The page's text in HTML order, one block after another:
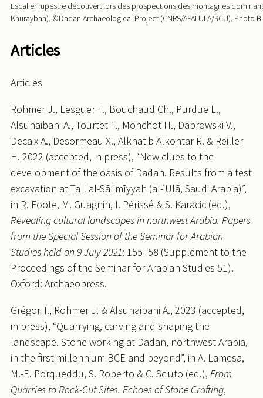
Escalier rupestre découvert lors des prospections des montagnes
Khuraybah). ©Dadan Archaeological Project (CNRS/AFALULA/RCU). Photo
Articles
Articles
Rohmer J., Lesguer F., Bouchaud Ch., Purdue L.,
Alsuhaibani A., Tourtet F., Monchot H., Dabrowski V.,
Decaix A., Desormeau X., Alkhatib Alkontar R. & Reiller
H. 2022 (accepted, in press), “New clues to the
development of the oasis of Dadan. Results from a test
excavation at Tall al-Sālimīyyah (al-ʿUlā, Saudi Arabia)”,
in R. Foote, M. Guagnin, I. Périssé & S. Karacic (ed.),
Revealing cultural landscapes in northwest Arabia. Papers
from the Special Session of the Seminar for Arabian
Studies held on 9 July 2021: 155–58 (Supplement to the
Proceedings of the Seminar for Arabian Studies 51).
Oxford: Archaeopress.
Grégor T., Rohmer J. & Alsuhaibani A., 2023 (accepted,
in press), “Quarrying, carving and shaping the
landscape. Stone working at Dadan, northwest Arabia,
in the first millennium BCE and beyond”, in A. Lamesa,
M.-E. Porqueddu, S. Roberto & C. Sciuto (ed.), From
Quarries to Rock-Cut Sites. Echoes ofStone Crafting,